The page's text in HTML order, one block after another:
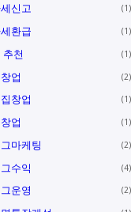
신고 1
환급 1
추천 1
업 2
창업 1
업 1
마케팅 2
수익 4
운영 2